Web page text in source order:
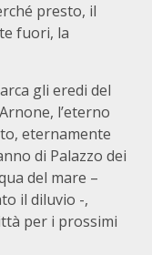
presto, il
fuori, la
gli eredi del
l’eterno
eternamente
di Palazzo dei
del mare –
il diluvio -,
per i prossimi